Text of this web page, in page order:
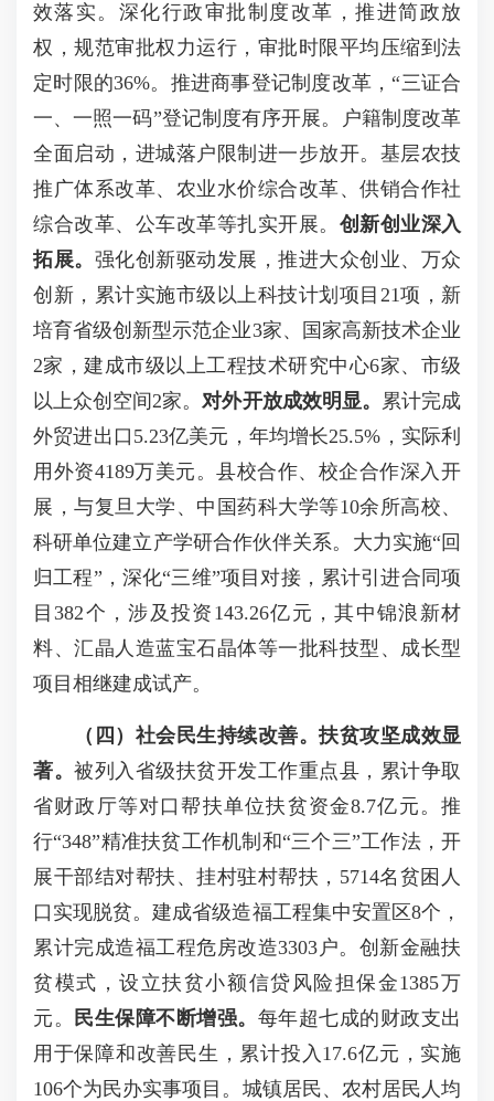
效落实。深化行政审批制度改革，推进简政放
权，规范审批权力运行，审批时限平均压缩到法
定时限的36%。推进商事登记制度改革，“三证合
一、一照一码”登记制度有序开展。户籍制度改革
全面启动，进城落户限制进一步放开。基层农技
推广体系改革、农业水价综合改革、供销合作社
综合改革、公车改革等扎实开展。 创新创业深入
拓展。 强化创新驱动发展，推进大众创业、万众
创新，累计实施市级以上科技计划项目21项，新
培育省级创新型示范企业3家、国家高新技术企业
2家，建成市级以上工程技术研究中心6家、市级
以上众创空间2家。对外开放成效明显。
累计完成
外贸进出口5.23亿美元，年均增长25.5%，实际利
用外资4189万美元。县校合作、校企合作深入开
展，与复旦大学、中国药科大学等10余所高校、
科研单位建立产学研合作伙伴关系。大力实施“回
归工程”，深化“三维”项目对接，累计引进合同项
目382个，涉及投资143.26亿元，其中锦浪新材
料、汇晶人造蓝宝石晶体等一批科技型、成长型
项目相继建成试产。
（四）社会民生持续改善。 扶贫攻坚成效显
著。 被列入省级扶贫开发工作重点县，累计争取
省财政厅等对口帮扶单位扶贫资金8.7亿元。推
行“348”精准扶贫工作机制和“三个三”工作法，开
展干部结对帮扶、挂村驻村帮扶，5714名贫困人
口实现脱贫。建成省级造福工程集中安置区8个，
累计完成造福工程危房改造3303户。创新金融扶
贫模式，设立扶贫小额信贷风险担保金1385万
元。 民生保障不断增强。 每年超七成的财政支出
用于保障和改善民生，累计投入17.6亿元，实施
106个为民办实事项目。城镇居民、农村居民人均